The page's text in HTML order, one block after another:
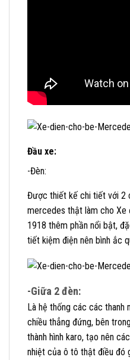
Đầu xe:
-Đèn:
Được thiết kế chi tiết với 2
mercedes thật làm cho
1918 thêm phần nổi bật,
tiết kiệm điện nên bình ắc
-Giữa 2 đèn:
Là hệ thống các các thanh
chiều thẳng đứng, bên
thành hình karo, tạo nên
nhiệt của ô tô thật điều đó